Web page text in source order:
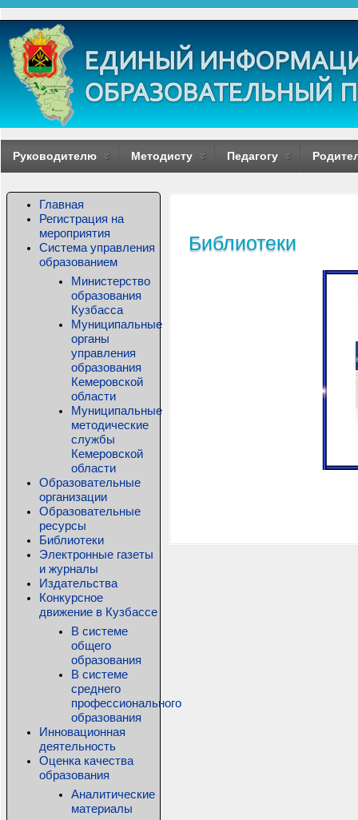
Руководителю Методисту Педагогу
Главная
Регистрация на
мероприятия
Система управления
образованием
Министерство
образования
Кузбасса
Муниципальные
органы
управления
образования
Кемеровской
области
Муниципальные
методические
службы
Кемеровской
области
Образовательные
организации
Образовательные
ресурсы
Библиотеки
Электронные газеты
и журналы
Издательства
Конкурсное
движение в Кузбассе
В системе
общего
образования
В системе
среднего
профессионального
образования
Инновационная
деятельность
Оценка качества
образования
Аналитические
материалы
Библиотеки